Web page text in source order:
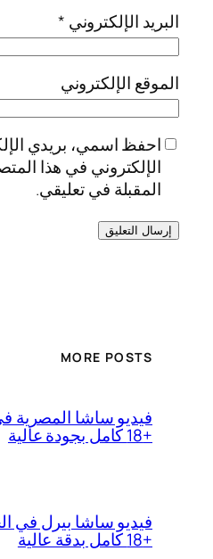
البريد الإلكتروني *
الموقع الإلكتروني
احفظ اسمي، بريدي
الإلكتروني في هذا
المقبلة في تعليقي.
MORE POSTS
فيديو ساشا المصرية
+18 كامل بجودة عالية
فيديو ساشا بيرل في
+18 كامل بدقة عالية